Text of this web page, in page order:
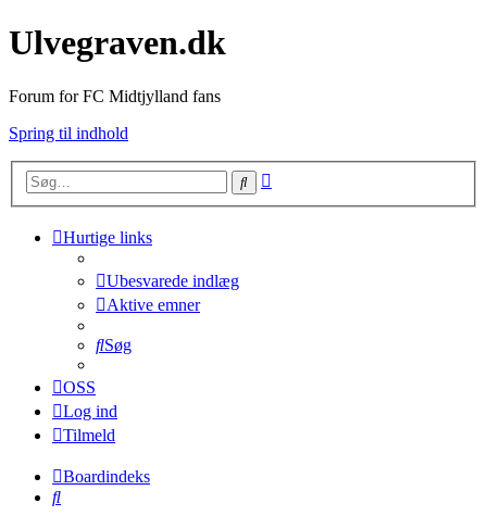
Ulvegraven.dk
Forum for FC Midtjylland fans
Spring til indhold
Søg
Hurtige links
Ubesvarede indlæg
Aktive emner
Søg
OSS
Log ind
Tilmeld
Boardindeks
Søg